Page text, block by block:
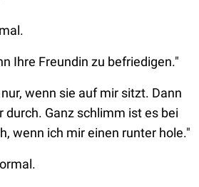
Ihre Freundin zu befriedigen."
wenn sie auf mir sitzt. Dann
durch. Ganz schlimm ist es bei
wenn ich mir einen runter hole."